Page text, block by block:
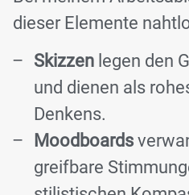
dieser Elemente
Skizzenlegen den
und dienen als
Denkens.
Moodboards
greifbare